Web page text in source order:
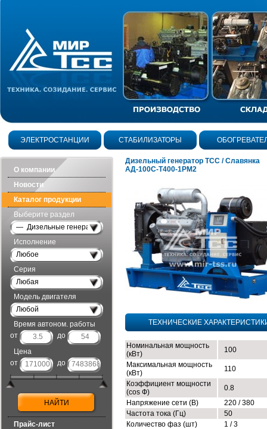
ЭЛЕКТРОСТАНЦИИ СТАБИЛИЗАТОРЫ
О компании
Новости
Каталог продукции
Выберите раздел
— Дизельные генераторы открытого исполнения
Исполнение
Любое
Серия
Любая
Модель двигателя
Любой
Время автоном. работы
от
до
Цена
от
до
Прайс-лист
Дизельный генератор ТСС / Славянка
АД-100С-Т400-1РМ2
ТЕХНИЧЕСКИЕ
Номинальная мощность
(кВт)
100
Максимальная мощность
(кВт)
110
Коэффициент мощности
(cos Ф)
0.8
Напряжение сети (В)
220 / 380
Частота тока (Гц)
50
Количество фаз (шт)
1 / 3